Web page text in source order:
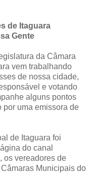
de Itaguara
Gente
da Câmara
vem trabalhando
de nossa cidade,
e votando
alguns pontos
por uma emissora de
de Itaguara foi
do canal
os vereadores de
Municipais do